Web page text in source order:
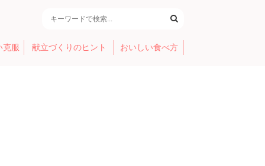
克服 献立づくりのヒント おいしい食べ方